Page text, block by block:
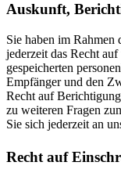
Auskunft,
Sie haben im Rahmen
jederzeit das Recht
gespeicherten
Empfänger und den
Recht auf
zu weiteren Fragen
Sie sich jederzeit an
Recht auf